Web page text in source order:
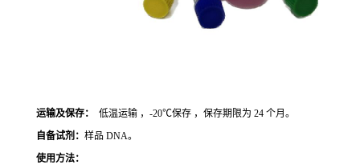
运输及保存：
低温运输 ，-20℃保存 ，保存期限为 24 个月。
自备试剂： 样品 DNA。
使用方法：